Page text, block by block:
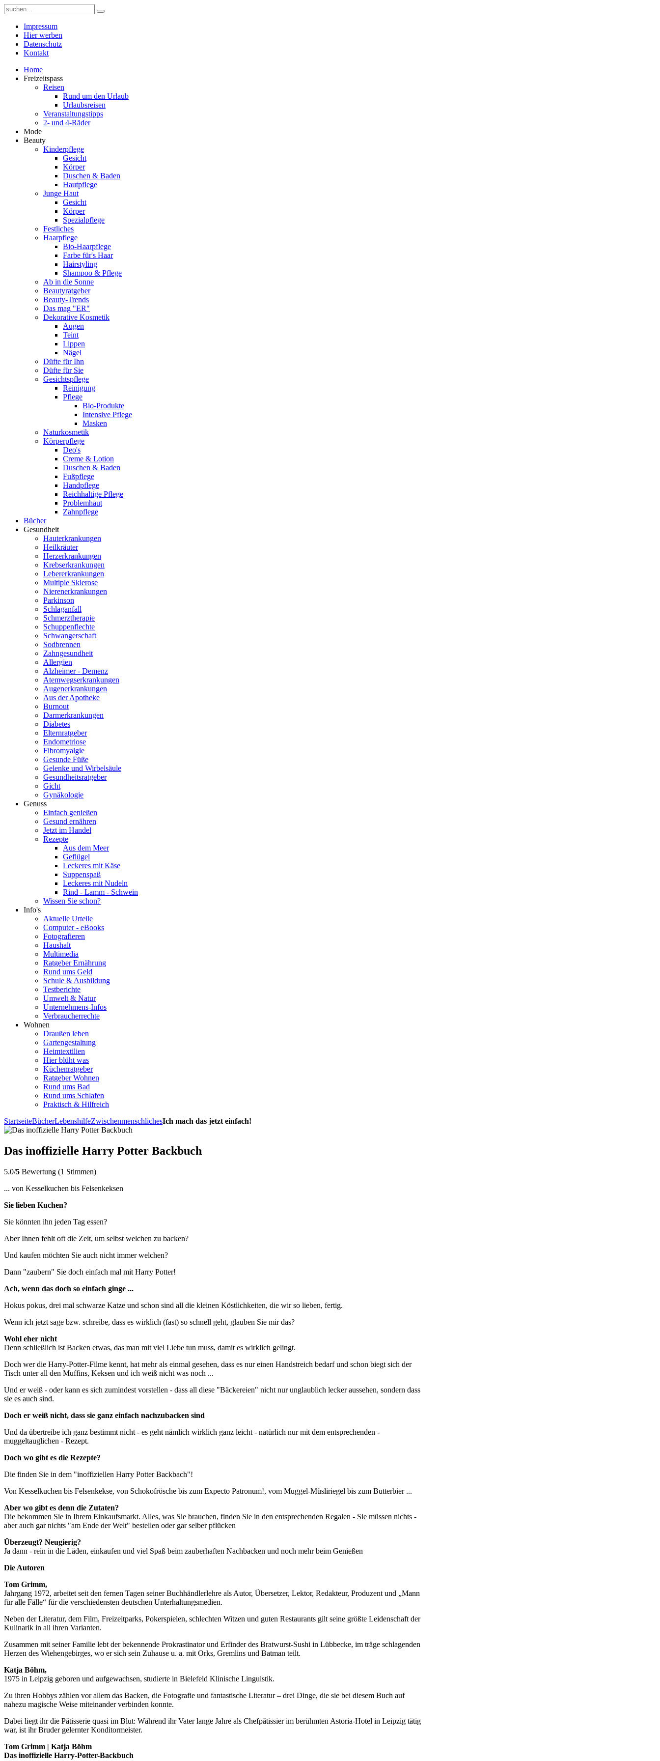
Impressum
Hier werben
Datenschutz
Kontakt
Home
Freizeitspass
Reisen
Rund um den Urlaub
Urlaubsreisen
Veranstaltungstipps
2- und 4-Räder
Mode
Beauty
Kinderpflege
Gesicht
Körper
Duschen & Baden
Hautpflege
Junge Haut
Gesicht
Körper
Spezialpflege
Festliches
Haarpflege
Bio-Haarpflege
Farbe für's Haar
Hairstyling
Shampoo & Pflege
Ab in die Sonne
Beautyratgeber
Beauty-Trends
Das mag "ER"
Dekorative Kosmetik
Augen
Teint
Lippen
Nägel
Düfte für Ihn
Düfte für Sie
Gesichtspflege
Reinigung
Pflege
Bio-Produkte
Intensive Pflege
Masken
Naturkosmetik
Körperpflege
Deo's
Creme & Lotion
Duschen & Baden
Fußpflege
Handpflege
Reichhaltige Pflege
Problemhaut
Zahnpflege
Bücher
Gesundheit
Hauterkrankungen
Heilkräuter
Herzerkrankungen
Krebserkrankungen
Lebererkrankungen
Multiple Sklerose
Nierenerkrankungen
Parkinson
Schlaganfall
Schmerztherapie
Schuppenflechte
Schwangerschaft
Sodbrennen
Zahngesundheit
Allergien
Alzheimer - Demenz
Atemwegserkrankungen
Augenerkrankungen
Aus der Apotheke
Burnout
Darmerkrankungen
Diabetes
Elternratgeber
Endometriose
Fibromyalgie
Gesunde Füße
Gelenke und Wirbelsäule
Gesundheitsratgeber
Gicht
Gynäkologie
Genuss
Einfach genießen
Gesund ernähren
Jetzt im Handel
Rezepte
Aus dem Meer
Geflügel
Leckeres mit Käse
Suppenspaß
Leckeres mit Nudeln
Rind - Lamm - Schwein
Wissen Sie schon?
Info's
Aktuelle Urteile
Computer - eBooks
Fotografieren
Haushalt
Multimedia
Ratgeber Ernährung
Rund ums Geld
Schule & Ausbildung
Testberichte
Umwelt & Natur
Unternehmens-Infos
Verbraucherrechte
Wohnen
Draußen leben
Gartengestaltung
Heimtextilien
Hier blüht was
Küchenratgeber
Ratgeber Wohnen
Rund ums Bad
Rund ums Schlafen
Praktisch & Hilfreich
StartseiteBücherLebenshilfeZwischenmenschlichesIch mach das jetzt einfach!
Das inoffizielle Harry Potter Backbuch
5.0/5 Bewertung (1 Stimmen)
... von Kesselkuchen bis Felsenkeksen
Sie lieben Kuchen?
Sie könnten ihn jeden Tag essen?
Aber Ihnen fehlt oft die Zeit, um selbst welchen zu backen?
Und kaufen möchten Sie auch nicht immer welchen?
Dann "zaubern" Sie doch einfach mal mit Harry Potter!
Ach, wenn das doch so einfach ginge ...
Hokus pokus, drei mal schwarze Katze und schon sind all die kleinen Köstlichkeiten, die wir so lieben, fertig.
Wenn ich jetzt sage bzw. schreibe, dass es wirklich (fast) so schnell geht, glauben Sie mir das?
Wohl eher nicht
Denn schließlich ist Backen etwas, das man mit viel Liebe tun muss, damit es wirklich gelingt.
Doch wer die Harry-Potter-Filme kennt, hat mehr als einmal gesehen, dass es nur einen Handstreich bedarf und schon biegt sich der
Tisch unter all den Muffins, Keksen und ich weiß nicht was noch ...
Und er weiß - oder kann es sich zumindest vorstellen - dass all diese "Bäckereien" nicht nur unglaublich lecker aussehen, sondern dass
sie es auch sind.
Doch er weiß nicht, dass sie ganz einfach nachzubacken sind
Und da übertreibe ich ganz bestimmt nicht - es geht nämlich wirklich ganz leicht - natürlich nur mit dem entsprechenden -
muggeltauglichen - Rezept.
Doch wo gibt es die Rezepte?
Die finden Sie in dem "inoffiziellen Harry Potter Backbach"!
Von Kesselkuchen bis Felsenkekse, von Schokofrösche bis zum Expecto Patronum!, vom Muggel-Müsliriegel bis zum Butterbier ...
Aber wo gibt es denn die Zutaten?
Die bekommen Sie in Ihrem Einkaufsmarkt. Alles, was Sie brauchen, finden Sie in den entsprechenden Regalen - Sie müssen nichts -
aber auch gar nichts "am Ende der Welt" bestellen oder gar selber pflücken
Überzeugt? Neugierig?
Ja dann - rein in die Läden, einkaufen und viel Spaß beim zauberhaften Nachbacken und noch mehr beim Genießen
Die Autoren
Tom Grimm,
Jahrgang 1972, arbeitet seit den fernen Tagen seiner Buchhändlerlehre als Autor, Übersetzer, Lektor, Redakteur, Produzent und „Mann
für alle Fälle“ für die verschiedensten deutschen Unterhaltungsmedien.
Neben der Literatur, dem Film, Freizeitparks, Pokerspielen, schlechten Witzen und guten Restaurants gilt seine größte Leidenschaft der
Kulinarik in all ihren Varianten.
Zusammen mit seiner Familie lebt der bekennende Prokrastinator und Erfinder des Bratwurst-Sushi in Lübbecke, im träge schlagenden
Herzen des Wiehengebirges, wo er sich sein Zuhause u. a. mit Orks, Gremlins und Batman teilt.
Katja Böhm,
1975 in Leipzig geboren und aufgewachsen, studierte in Bielefeld Klinische Linguistik.
Zu ihren Hobbys zählen vor allem das Backen, die Fotografie und fantastische Literatur – drei Dinge, die sie bei diesem Buch auf
nahezu magische Weise miteinander verbinden konnte.
Dabei liegt ihr die Pâtisserie quasi im Blut: Während ihr Vater lange Jahre als Chefpâtissier im berühmten Astoria-Hotel in Leipzig tätig
war, ist ihr Bruder gelernter Konditormeister.
Tom Grimm | Katja Böhm
Das inoffizielle Harry-Potter-Backbuch